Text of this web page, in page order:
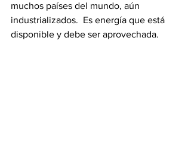
muchos países del mundo, aún
industrializados.  Es energía que está
disponible y debe ser aprovechada.